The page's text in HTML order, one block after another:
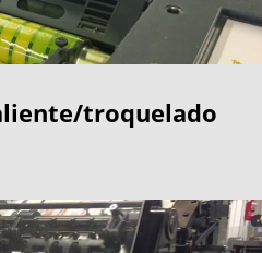
troquelado